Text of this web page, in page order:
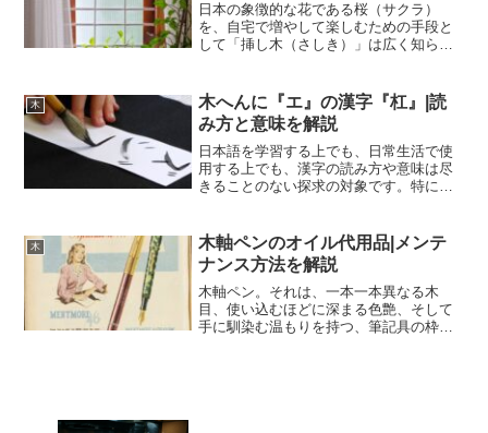
日本の象徴的な花である桜（サクラ）
を、自宅で増やして楽しむための手段と
して「挿し木（さしき）」は広く知られ
一つであり、実際に挿し穂（さしほ）を
土に挿してから根が出るまで...
木
木へんに『エ』の漢字『杠』|読
み方と意味を解説
日本語を学習する上でも、日常生活で使
用する上でも、漢字の読み方や意味は尽
きることのない探求の対象です。特に、
する機会が増えました。同時に、わから
ない漢字を調べる方法も多様...
木
木軸ペンのオイル代用品|メンテ
ナンス方法を解説
木軸ペン。それは、一本一本異なる木
目、使い込むほどに深まる色艶、そして
手に馴染む温もりを持つ、筆記具の枠を